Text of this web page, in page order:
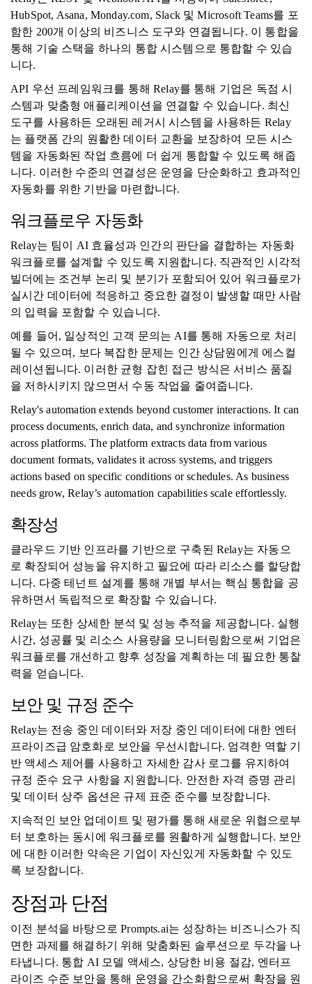
HubSpot, Asana, Monday.com, Slack 및 Microsoft Teams를 포
함한 200개 이상의 비즈니스 도구와 연결됩니다. 이 통합을
통해 기술 스택을 하나의 통합 시스템으로 통합할 수 있습
니다.
API 우선 프레임워크를 통해 Relay를 통해 기업은 독점 시
스템과 맞춤형 애플리케이션을 연결할 수 있습니다. 최신
도구를 사용하든 오래된 레거시 시스템을 사용하든 Relay
는 플랫폼 간의 원활한 데이터 교환을 보장하여 모든 시스
템을 자동화된 작업 흐름에 더 쉽게 통합할 수 있도록 해줍
니다. 이러한 수준의 연결성은 운영을 단순화하고 효과적인
자동화를 위한 기반을 마련합니다.
워크플로우 자동화
Relay는 팀이 AI 효율성과 인간의 판단을 결합하는 자동화
워크플로를 설계할 수 있도록 지원합니다. 직관적인 시각적
빌더에는 조건부 논리 및 분기가 포함되어 있어 워크플로가
실시간 데이터에 적응하고 중요한 결정이 발생할 때만 사람
의 입력을 포함할 수 있습니다.
예를 들어, 일상적인 고객 문의는 AI를 통해 자동으로 처리
될 수 있으며, 보다 복잡한 문제는 인간 상담원에게 에스컬
레이션됩니다. 이러한 균형 잡힌 접근 방식은 서비스 품질
을 저하시키지 않으면서 수동 작업을 줄여줍니다.
Relay's automation extends beyond customer interactions. It can
process documents, enrich data, and synchronize information
across platforms. The platform extracts data from various
document formats, validates it across systems, and triggers
actions based on specific conditions or schedules. As business
needs grow, Relay’s automation capabilities scale effortlessly.
확장성
클라우드 기반 인프라를 기반으로 구축된 Relay는 자동으
로 확장되어 성능을 유지하고 필요에 따라 리소스를 할당합
니다. 다중 테넌트 설계를 통해 개별 부서는 핵심 통합을 공
유하면서 독립적으로 확장할 수 있습니다.
Relay는 또한 상세한 분석 및 성능 추적을 제공합니다. 실행
시간, 성공률 및 리소스 사용량을 모니터링함으로써 기업은
워크플로를 개선하고 향후 성장을 계획하는 데 필요한 통찰
력을 얻습니다.
보안 및 규정 준수
Relay는 전송 중인 데이터와 저장 중인 데이터에 대한 엔터
프라이즈급 암호화로 보안을 우선시합니다. 엄격한 역할 기
반 액세스 제어를 사용하고 자세한 감사 로그를 유지하여
규정 준수 요구 사항을 지원합니다. 안전한 자격 증명 관리
및 데이터 상주 옵션은 규제 표준 준수를 보장합니다.
지속적인 보안 업데이트 및 평가를 통해 새로운 위협으로부
터 보호하는 동시에 워크플로를 원활하게 실행합니다. 보안
에 대한 이러한 약속은 기업이 자신있게 자동화할 수 있도
록 보장합니다.
장점과 단점
이전 분석을 바탕으로 Prompts.ai는 성장하는 비즈니스가 직
면한 과제를 해결하기 위해 맞춤화된 솔루션으로 두각을 나
타냅니다. 통합 AI 모델 액세스, 상당한 비용 절감, 엔터프
라이즈 수준 보안을 통해 운영을 간소화함으로써 확장을 원